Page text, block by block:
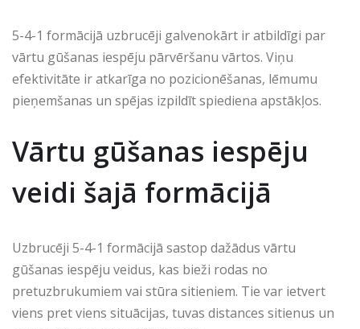
5-4-1 formācijā uzbrucēji galvenokārt ir atbildīgi par
vārtu gūšanas iespēju pārvēršanu vārtos. Viņu
efektivitāte ir atkarīga no pozicionēšanas, lēmumu
pieņemšanas un spējas izpildīt spiediena apstākļos.
Vārtu gūšanas iespēju
veidi šajā formācijā
Uzbrucēji 5-4-1 formācijā sastop dažādus vārtu
gūšanas iespēju veidus, kas bieži rodas no
pretuzbrukumiem vai stūra sitieniem. Tie var ietvert
viens pret viens situācijas, tuvas distances sitienus un